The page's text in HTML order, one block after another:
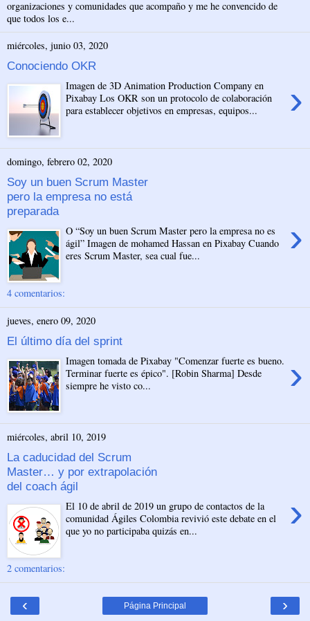
organizaciones y comunidades que acompaño y me he convencido de
que todos los e...
miércoles, junio 03, 2020
Conociendo OKR
›
Imagen de 3D Animation Production Company en
Pixabay Los OKR son un protocolo de colaboración
para establecer objetivos en empresas, equipos...
domingo, febrero 02, 2020
Soy un buen Scrum Master
pero la empresa no está
preparada
›
O “Soy un buen Scrum Master pero la empresa no es
ágil” Imagen de mohamed Hassan en Pixabay Cuando
eres Scrum Master, sea cual fue...
4 comentarios:
jueves, enero 09, 2020
El último día del sprint
›
Imagen tomada de Pixabay "Comenzar fuerte es bueno.
Terminar fuerte es épico". [Robin Sharma] Desde
siempre he visto co...
miércoles, abril 10, 2019
La caducidad del Scrum
Master… y por extrapolación
del coach ágil
›
El 10 de abril de 2019 un grupo de contactos de la
comunidad Ágiles Colombia revivió este debate en el
que yo no participaba quizás en...
2 comentarios:
‹ ›
Página Principal